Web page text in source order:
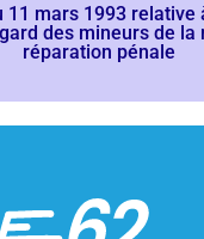
11 mars 1993 relative
des mineurs de la
réparation pénale